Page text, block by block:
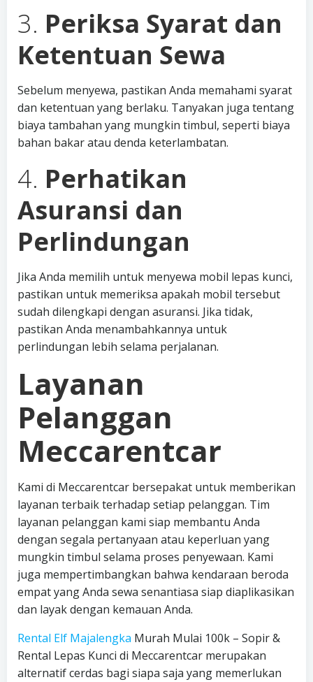
3. Periksa Syarat dan
Ketentuan Sewa
Sebelum menyewa, pastikan Anda memahami syarat
dan ketentuan yang berlaku. Tanyakan juga tentang
biaya tambahan yang mungkin timbul, seperti biaya
bahan bakar atau denda keterlambatan.
4. Perhatikan
Asuransi dan
Perlindungan
Jika Anda memilih untuk menyewa mobil lepas kunci,
pastikan untuk memeriksa apakah mobil tersebut
sudah dilengkapi dengan asuransi. Jika tidak,
pastikan Anda menambahkannya untuk
perlindungan lebih selama perjalanan.
Layanan
Pelanggan
Meccarentcar
Kami di Meccarentcar bersepakat untuk memberikan
layanan terbaik terhadap setiap pelanggan. Tim
layanan pelanggan kami siap membantu Anda
dengan segala pertanyaan atau keperluan yang
mungkin timbul selama proses penyewaan. Kami
juga mempertimbangkan bahwa kendaraan beroda
empat yang Anda sewa senantiasa siap diaplikasikan
dan layak dengan kemauan Anda.
Rental Elf Majalengka Murah Mulai 100k – Sopir &
Rental Lepas Kunci di Meccarentcar merupakan
alternatif cerdas bagi siapa saja yang memerlukan